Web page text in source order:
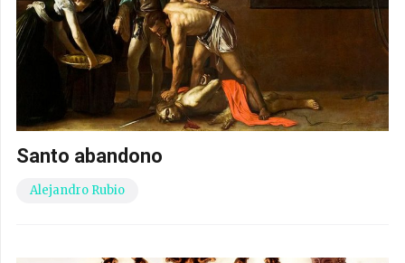
Santo abandono
Alejandro Rubio